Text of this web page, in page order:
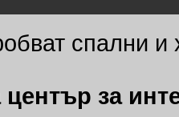
спални
център за